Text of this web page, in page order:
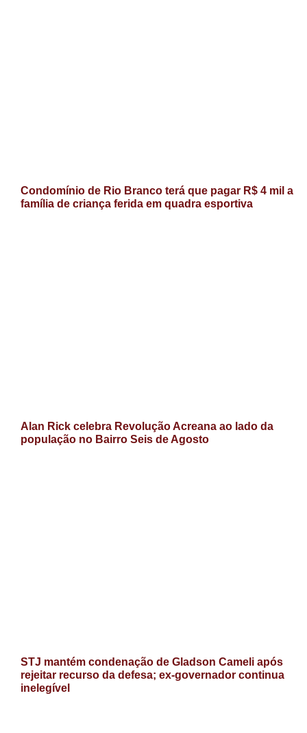
Condomínio de Rio Branco terá que pagar R$ 4 mil a
família de criança ferida em quadra esportiva
Alan Rick celebra Revolução Acreana ao lado da
população no Bairro Seis de Agosto
STJ mantém condenação de Gladson Cameli após
rejeitar recurso da defesa; ex-governador continua
inelegível